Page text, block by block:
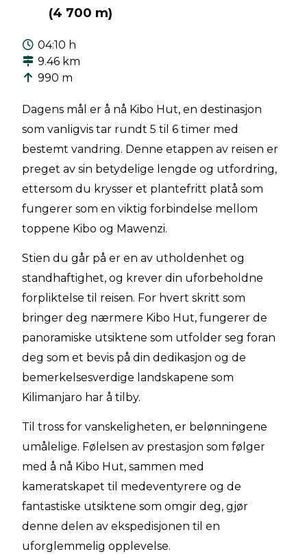
(4 700 m)
04:10 h
9.46 km
990 m
Dagens mål er å nå Kibo Hut, en destinasjon
som vanligvis tar rundt 5 til 6 timer med
bestemt vandring. Denne etappen av reisen er
preget av sin betydelige lengde og utfordring,
ettersom du krysser et plantefritt platå som
fungerer som en viktig forbindelse mellom
toppene Kibo og Mawenzi.
Stien du går på er en av utholdenhet og
standhaftighet, og krever din uforbeholdne
forpliktelse til reisen. For hvert skritt som
bringer deg nærmere Kibo Hut, fungerer de
panoramiske utsiktene som utfolder seg foran
deg som et bevis på din dedikasjon og de
bemerkelsesverdige landskapene som
Kilimanjaro har å tilby.
Til tross for vanskeligheten, er belønningene
umålelige. Følelsen av prestasjon som følger
med å nå Kibo Hut, sammen med
kameratskapet til medeventyrere og de
fantastiske utsiktene som omgir deg, gjør
denne delen av ekspedisjonen til en
uforglemmelig opplevelse.